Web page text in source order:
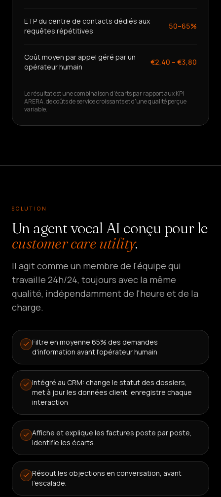
ETP du centre de contacts dédiés aux
requêtes répétitives
50–65%
Coût moyen par appel géré par un
opérateur humain
€2,40 – €3,80
Le résultat est une combinaison d'écarts par rapport aux KPI
ARERA, de coûts de service croissants et d'une qualité perçue
variable.
SOLUTION
Un agent vocal AI conçu pour le
customer care utility.
Il agit comme un membre de l'équipe qui
travaille 24h/24, toujours avec la même
qualité, indépendamment de l'heure et de la
charge.
Filtre en moyenne 65% des demandes
d'information avant l'opérateur humain
Intégré au CRM: change le statut des dossiers,
met à jour les données client, enregistre chaque
interaction
Affiche et explique les factures poste par poste,
identifie les écarts.
Résout les objections en conversation, avant
l'escalade.